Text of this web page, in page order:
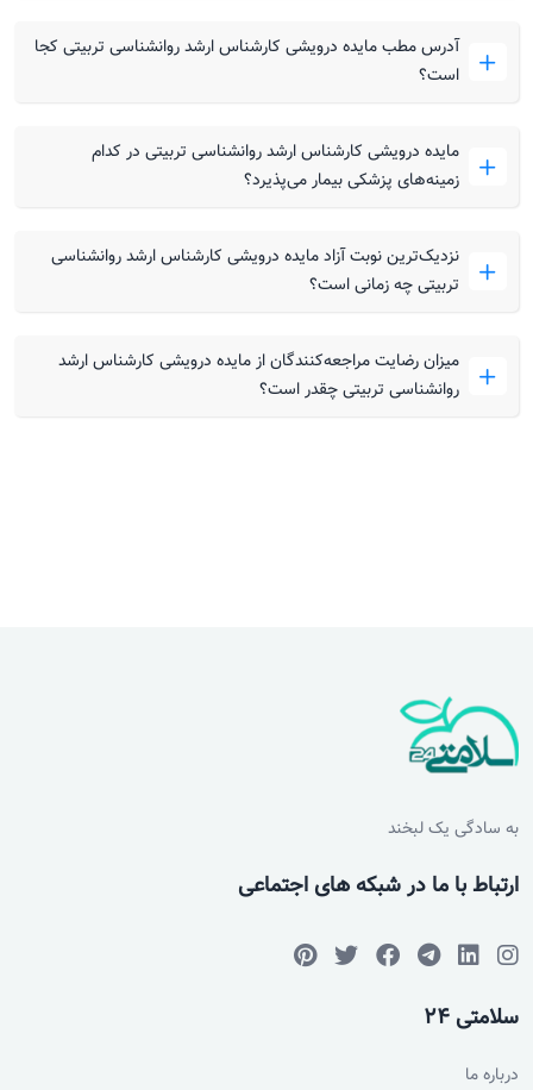
آدرس مطب مایده درویشی کارشناس ارشد روانشناسی تربیتی کجا
است؟
مایده درویشی کارشناس ارشد روانشناسی تربیتی در کدام
زمینه‌های پزشکی بیمار می‌پذیرد؟
نزدیک‌ترین نوبت آزاد مایده درویشی کارشناس ارشد روانشناسی
تربیتی چه زمانی است؟
میزان رضایت مراجعه‌کنندگان از مایده درویشی کارشناس ارشد
روانشناسی تربیتی چقدر است؟
به سادگی یک لبخند
ارتباط با ما در شبکه های اجتماعی
سلامتی 24
درباره ما